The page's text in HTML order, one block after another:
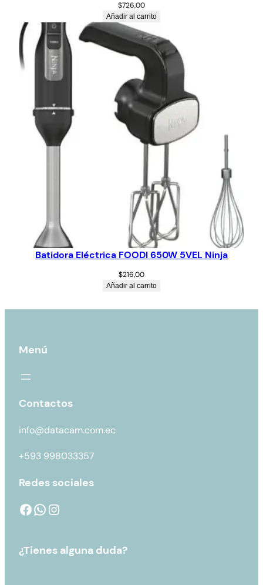
$726,00
Añadir al carrito
Batidora Eléctrica FOODI 650W 5VEL Ninja
$216,00
Añadir al carrito
Menú
Contactos
info@datacam.com.ec
+593 998033357
Redes sociales
¿Tienes alguna duda?